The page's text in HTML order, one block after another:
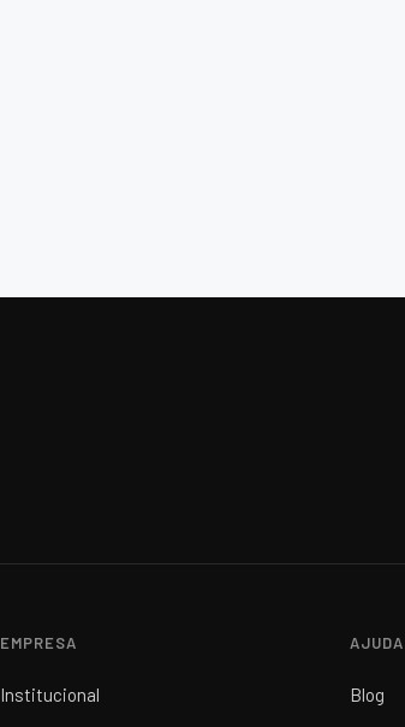
EMPRESA
Institucional
AJUDA
Blog